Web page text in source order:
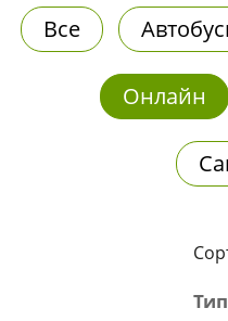
Все
Онлайн